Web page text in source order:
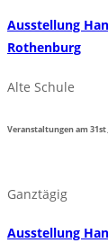
Ausstellung
Rothenburg
Alte Schule
Veranstaltungen am31st
Ganztägig
Ausstellung